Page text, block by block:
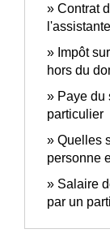
Contrat
Impôt
hors du
Paye du
particulier
Quelles
personne
Salaire
par un